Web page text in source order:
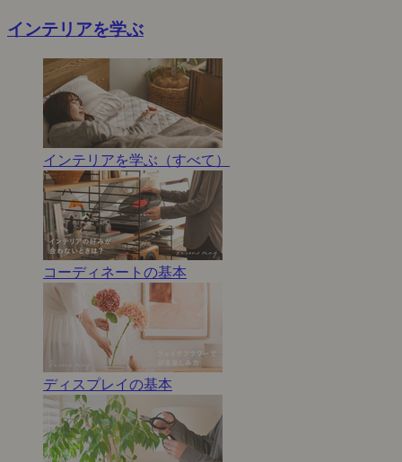
インテリアを学ぶ
インテリアを学ぶ（すべて）
コーディネートの基本
ディスプレイの基本